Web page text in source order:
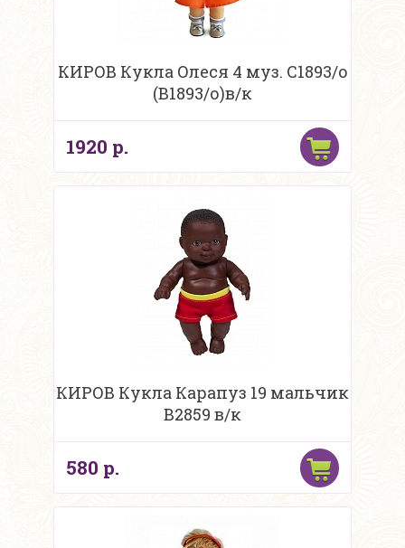
КИРОВ Кукла Олеся 4 муз. С1893/о
(В1893/о)в/к
1920 р.
КИРОВ Кукла Карапуз 19 мальчик
В2859 в/к
580 р.